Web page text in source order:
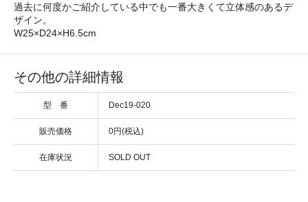
過去に何度かご紹介している中でも一番大きくて立体感のあるデ
ザイン。
W25×D24×H6.5cm
その他の詳細情報
型 番 Dec19-020
販売価格 0円(税込)
在庫状況 SOLD OUT